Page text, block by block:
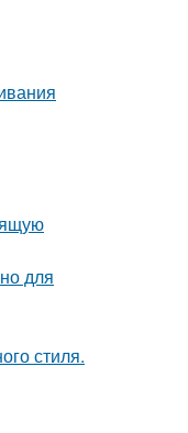
для
стиля.